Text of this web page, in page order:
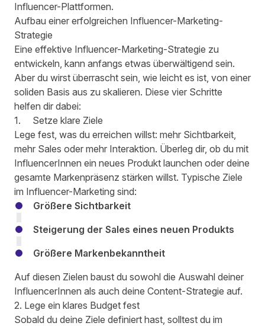
Influencer-Plattformen.
Aufbau einer erfolgreichen Influencer-Marketing-
Strategie
Eine effektive Influencer-Marketing-Strategie zu
entwickeln, kann anfangs etwas überwältigend sein.
Aber du wirst überrascht sein, wie leicht es ist, von einer
soliden Basis aus zu skalieren. Diese vier Schritte
helfen dir dabei:
1. Setze klare Ziele
Lege fest, was du erreichen willst: mehr Sichtbarkeit,
mehr Sales oder mehr Interaktion. Überleg dir, ob du mit
InfluencerInnen ein neues Produkt launchen oder deine
gesamte Markenpräsenz stärken willst. Typische Ziele
im Influencer-Marketing sind:
Größere Sichtbarkeit
Steigerung der Sales eines neuen Produkts
Größere Markenbekanntheit
Auf diesen Zielen baust du sowohl die Auswahl deiner
InfluencerInnen als auch deine Content-Strategie auf.
2. Lege ein klares Budget fest
Sobald du deine Ziele definiert hast, solltest du im